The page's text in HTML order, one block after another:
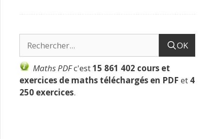
OK
Maths PDFc'est15 861 402 cours et
exercices de maths téléchargés en PDF et 4
250 exercices.